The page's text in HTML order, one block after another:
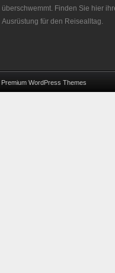
überschwemmt. Finden Sie hier
Ausrüstung für den Reisealltag.
Premium WordPress Themes